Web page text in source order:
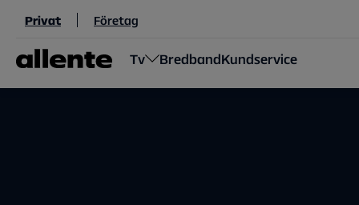
Hoppa till huvudinnehåll
Privat Företag
Tv BredbandKundservice